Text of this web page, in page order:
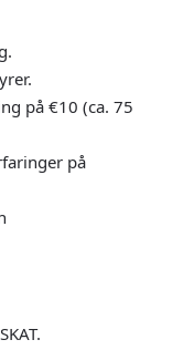
på €10 (ca. 75
på